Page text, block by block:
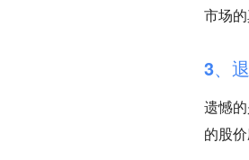
市场的
3、
遗憾
的股价